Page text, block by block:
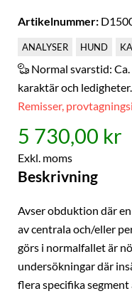
Artikelnummer:
ANALYSER HUND
Normal svarstid:
karaktär och ledigheter.
Remisser,
5 730,00 kr
Exkl. moms
Beskrivning
Avser obduktion där
av centrala och/eller
görs i normalfallet är
undersökningar där
flera specifika